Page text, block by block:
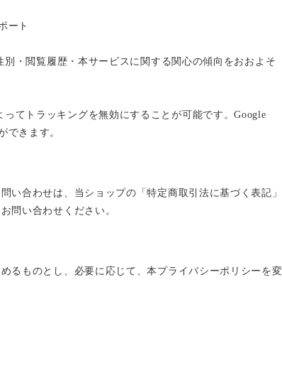
ート
・閲覧履歴・本サービスに関する関心の傾向をおおよそ
てトラッキングを無効にすることが可能です。Google
できます。
い合わせは、当ショップの「特定商取引法に基づく表記」
問い合わせください。
るものとし、必要に応じて、本プライバシーポリシーを変